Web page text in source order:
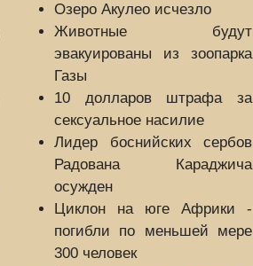
Озеро Акулео исчезло
Животные будут
эвакуированы из зоопарка
Газы
10 долларов штрафа за
сексуальное насилие
Лидер боснийских сербов
Радована Караджича
осужден
Циклон на юге Африки -
погибли по меньшей мере
300 человек